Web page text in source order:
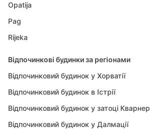
Opatija
Pag
Rijeka
Відпочинкові будинки за регіонами
Відпочинковий будинок у Хорватії
Відпочинковий будинок в Істрії
Відпочинковий будинок у затоці Кварнер
Відпочинковий будинок у Далмації